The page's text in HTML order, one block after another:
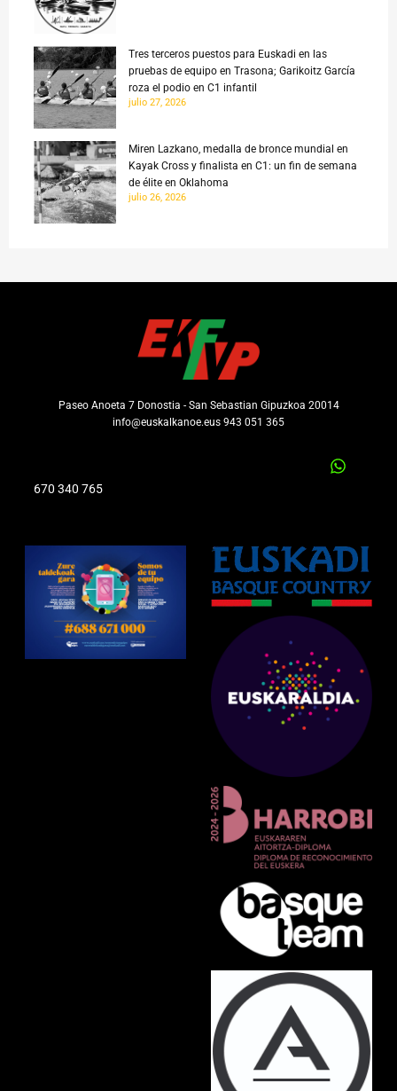
Tres terceros puestos para Euskadi en las
pruebas de equipo en Trasona; Garikoitz García
roza el podio en C1 infantil
julio 27, 2026
Miren Lazkano, medalla de bronce mundial en
Kayak Cross y finalista en C1: un fin de semana
de élite en Oklahoma
julio 26, 2026
Paseo Anoeta 7 Donostia - San Sebastian Gipuzkoa 20014
info@euskalkanoe.eus 943 051 365
670 340 765